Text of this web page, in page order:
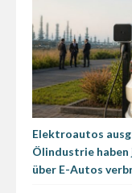
Elektroautos
Ölindustrie haben
über E-Autos